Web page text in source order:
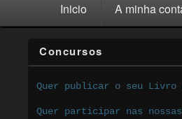
Inicio A minha
Concursos
Quer publicar o seu Livro
Quer participar nas